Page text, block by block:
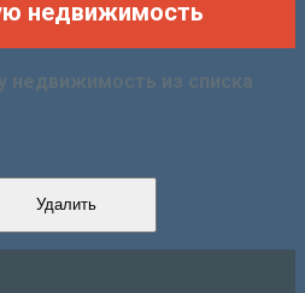
недвижимость
недвижимость из списка
Удалить